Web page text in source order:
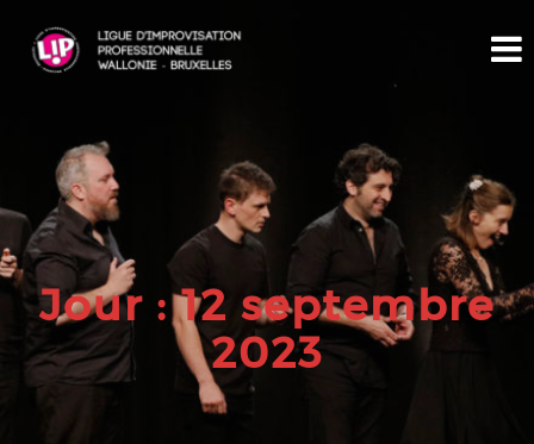
Jour : 12 septembre
2023